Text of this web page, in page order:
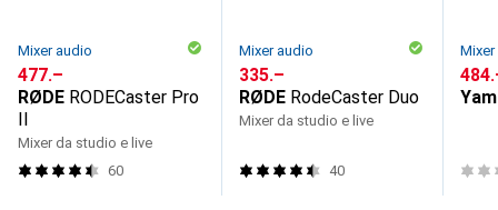
Mixer audio
CHF
477.–
RØDE RODECaster Pro
II
Mixer da studio e live
60
Mixer audio
CHF
335.–
RØDE RodeCaster Duo
Mixer da studio e live
40
CHF